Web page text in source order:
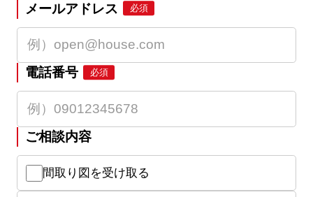
メールアドレス 必須
電話番号 必須
ご相談内容
間取り図を受け取る